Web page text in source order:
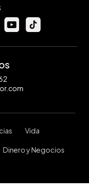
Vida
Dinero y Negocios